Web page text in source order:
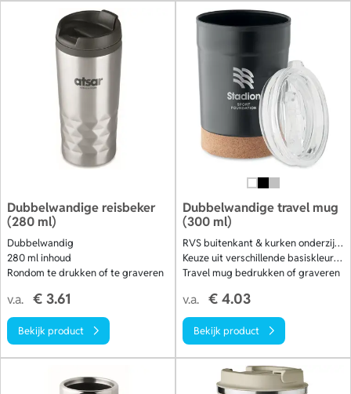
Dubbelwandige reisbeker
(280 ml)
Dubbelwandig
280 ml inhoud
Rondom te drukken of te graveren
v.a. € 3.61
Bekijk product
Dubbelwandige travel mug
(300 ml)
RVS buitenkant & kurken onderzijde
Keuze uit verschillende basiskleuren
Travel mug bedrukken of graveren
v.a. € 4.03
Bekijk product